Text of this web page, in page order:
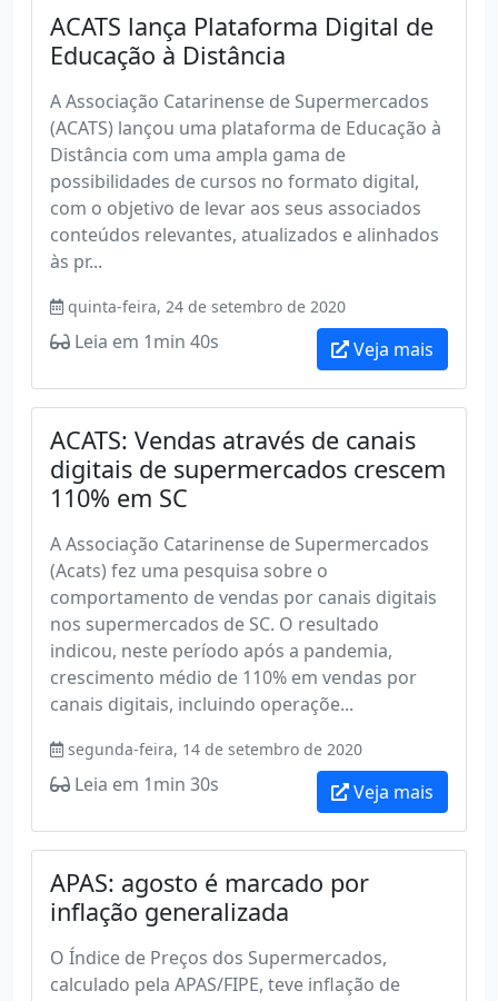
ACATS lança Plataforma Digital de
Educação à Distância
A Associação Catarinense de Supermercados
(ACATS) lançou uma plataforma de Educação à
Distância com uma ampla gama de
possibilidades de cursos no formato digital,
com o objetivo de levar aos seus associados
conteúdos relevantes, atualizados e alinhados
às pr...
quinta-feira, 24 de setembro de 2020
Leia em 1min 40s Veja mais
ACATS: Vendas através de canais
digitais de supermercados crescem
110% em SC
A Associação Catarinense de Supermercados
(Acats) fez uma pesquisa sobre o
comportamento de vendas por canais digitais
nos supermercados de SC. O resultado
indicou, neste período após a pandemia,
crescimento médio de 110% em vendas por
canais digitais, incluindo operaçõe...
segunda-feira, 14 de setembro de 2020
Leia em 1min 30s Veja mais
APAS: agosto é marcado por
inflação generalizada
O Índice de Preços dos Supermercados,
calculado pela APAS/FIPE, teve inflação de